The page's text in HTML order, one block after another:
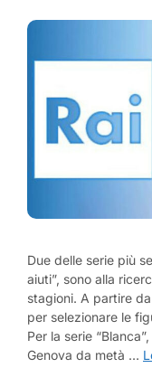
Due delle serie più
aiuti”, sono alla
stagioni. A partire
per selezionare le
Per la serie
Genova da metà …